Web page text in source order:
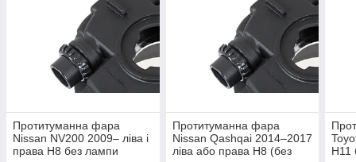
Протитуманна фара
Nissan NV200 2009– ліва і
права H8 без лампи
Протитуманна фара
Nissan Qashqai 2014–2017
ліва або права H8 (без
H11